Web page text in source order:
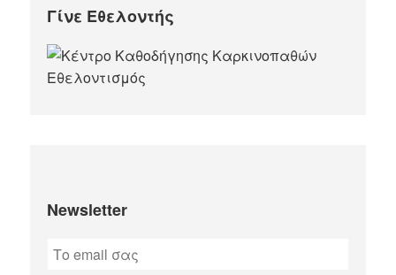
Γίνε Εθελοντής
Newsletter